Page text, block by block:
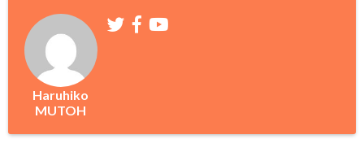
Haruhiko
MUTOH